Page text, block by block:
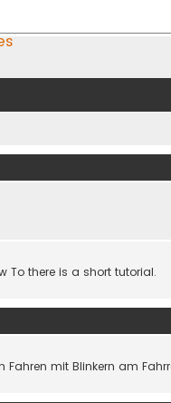
To there is a short tutorial.
Fahren mit Blinkern am